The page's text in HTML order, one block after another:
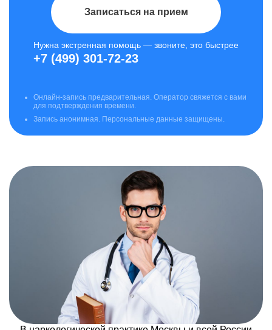
Записаться на прием
Нужна экстренная помощь — звоните, это быстрее
+7 (499) 301-72-23
Онлайн-запись предварительная. Оператор свяжется с вами
для подтверждения времени.
Запись анонимная. Персональные данные защищены.